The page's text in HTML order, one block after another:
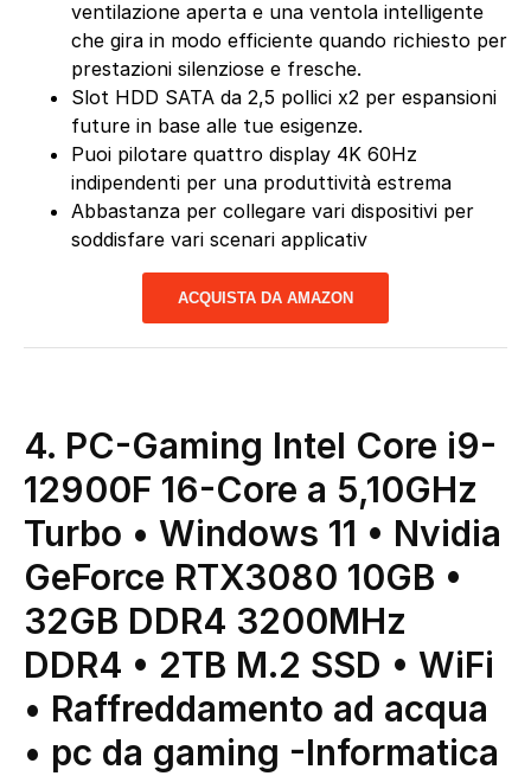
ventilazione aperta e una ventola intelligente
che gira in modo efficiente quando richiesto per
prestazioni silenziose e fresche.
Slot HDD SATA da 2,5 pollici x2 per espansioni
future in base alle tue esigenze.
Puoi pilotare quattro display 4K 60Hz
indipendenti per una produttività estrema
Abbastanza per collegare vari dispositivi per
soddisfare vari scenari applicativ
ACQUISTA DA AMAZON
4. PC-Gaming Intel Core i9-
12900F 16-Core a 5,10GHz
Turbo • Windows 11 • Nvidia
GeForce RTX3080 10GB •
32GB DDR4 3200MHz
DDR4 • 2TB M.2 SSD • WiFi
• Raffreddamento ad acqua
• pc da gaming -Informatica